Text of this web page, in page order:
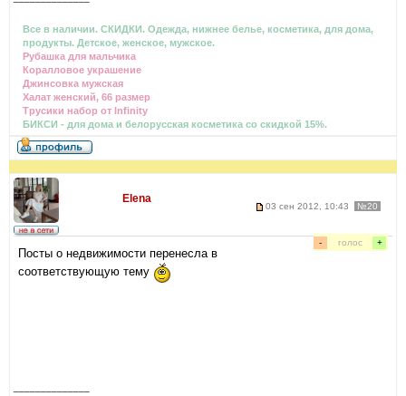
Все в наличии. СКИДКИ. Одежда, нижнее белье, косметика, для дома,
продукты. Детское, женское, мужское.
Рубашка для мальчика
Коралловое украшение
Джинсовка мужская
Халат женский, 66 размер
Трусики набор от Infinity
БИКСИ - для дома и белорусская косметика со скидкой 15%.
Elena
03 сен 2012, 10:43 №20
- голос +
Посты о недвижимости перенесла в
соответствующую тему